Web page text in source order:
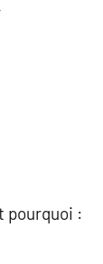
pourquoi :